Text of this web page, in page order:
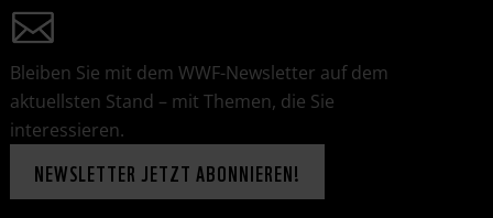
Bleiben Sie mit dem WWF-Newsletter auf dem
aktuellsten Stand – mit Themen, die Sie
interessieren.
NEWSLETTER JETZT ABONNIEREN!